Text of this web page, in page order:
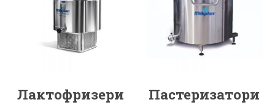
Лактофризери Пастеризатори